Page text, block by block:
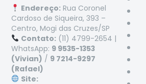
Endereço: Rua Coronel
Cardoso de Siqueira, 393 –
Centro, Mogi das Cruzes/SP
Contato: (11) 4799-2654 |
WhatsApp: 9 9535-1353
(Vivian) / 9 7214-9297
(Rafael)
Site: